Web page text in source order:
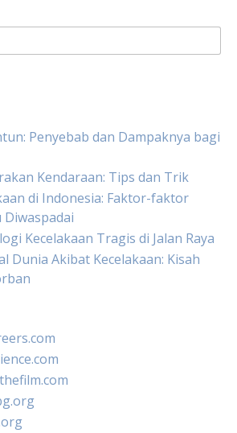
Penyebab dan Dampaknya bagi
Kendaraan: Tips dan Trik
di Indonesia: Faktor-faktor
Kecelakaan Tragis di Jalan Raya
Dunia Akibat Kecelakaan: Kisah